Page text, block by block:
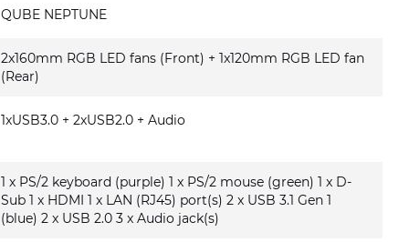
QUBE NEPTUNE
2x160mm RGB LED fans (Front) + 1x120mm RGB LED fan
(Rear)
1xUSB3.0 + 2xUSB2.0 + Audio
1 x PS/2 keyboard (purple) 1 x PS/2 mouse (green) 1 x D-
Sub 1 x HDMI 1 x LAN (RJ45) port(s) 2 x USB 3.1 Gen 1
(blue) 2 x USB 2.0 3 x Audio jack(s)